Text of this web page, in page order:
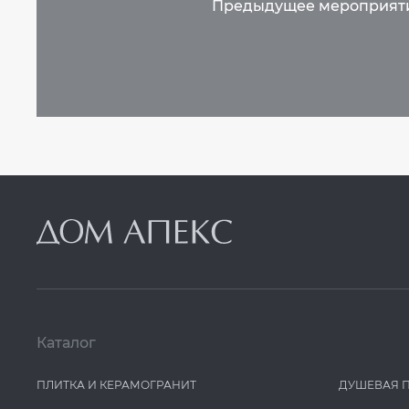
Каталог
ПЛИТКА И КЕРАМОГРАНИТ ДУШЕВАЯ